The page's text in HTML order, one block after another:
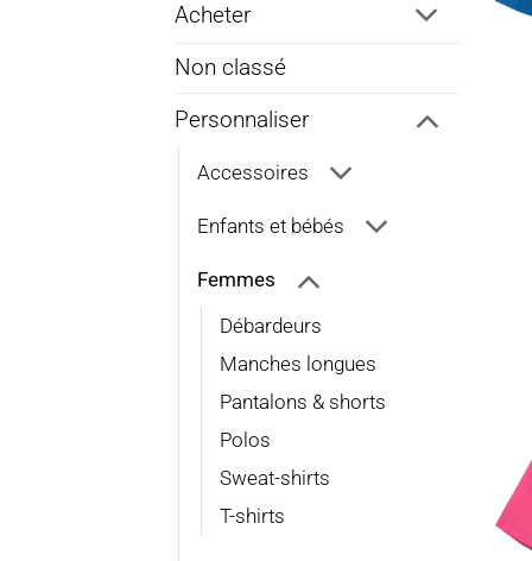
Acheter
Non classé
Personnaliser
Accessoires
Enfants et bébés
Femmes
Débardeurs
Manches longues
Pantalons & shorts
Polos
Sweat-shirts
T-shirts